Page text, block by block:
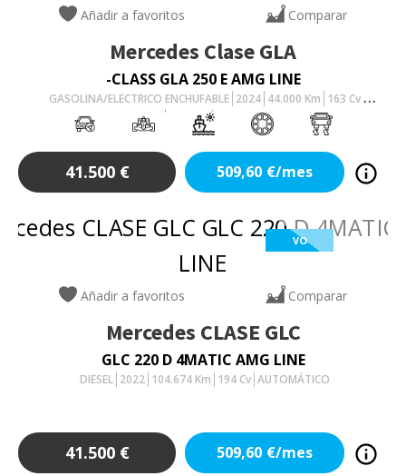
Añadir a favoritos Comparar
Mercedes Clase GLA
-CLASS GLA 250 E AMG LINE
GASOLINA/ELECTRICO ENCHUFABLE 2024 44.000 Km 163 Cv
AUTOMÁTICO
41.500 € 509,60 €/mes
VO
Añadir a favoritos Comparar
Mercedes CLASE GLC
GLC 220 D 4MATIC AMG LINE
DIESEL 2022 104.674Km 194Cv AUTOMÁTICO
41.500 € 509,60 €/mes